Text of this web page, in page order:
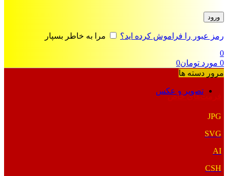
ورود
رمز عبور را فراموش کرده اید؟
مرا به خاطر بسپار
0
0 مورد تومان0
مرور دسته ها
تصویر و عکس
فرمت‌های خاص
JPG
SVG
AI
CSH